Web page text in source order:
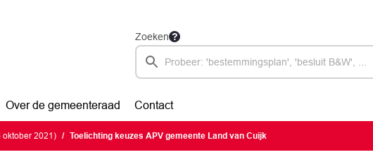
Zoeken
Over de gemeenteraad Contact
oktober 2021) Toelichting keuzes APV gemeente Land van Cuijk